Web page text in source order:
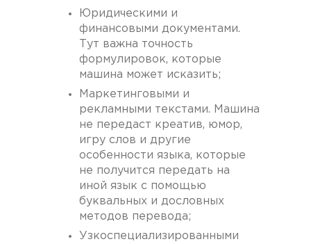
Юридическими и
финансовыми документами.
Тут важна точность
формулировок, которые
машина может исказить;
Маркетинговыми и
рекламными текстами. Машина
не передаст креатив, юмор,
игру слов и другие
особенности языка, которые
не получится передать на
иной язык с помощью
буквальных и дословных
методов перевода;
Узкоспециализированными